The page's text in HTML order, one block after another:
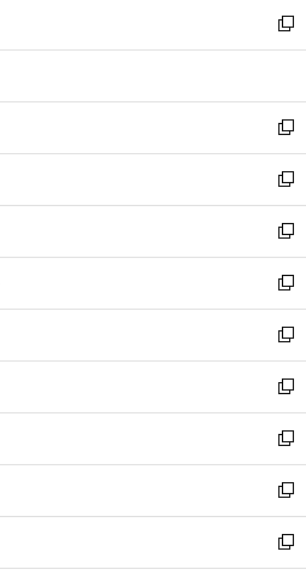
く
で
開
ド
ウ
開
く
ィ
ン
ウ
で
開
く
い
ウ
ン
ド
ウ
で
開
く
新
し
ウ
ィ
ン
ド
ウ
で
開
く
新
し
い
ウ
ィ
ン
ド
ウ
で
開
く
新
し
い
ウ
ィ
ン
ド
ウ
で
開
く
新
し
い
ウ
ィ
ン
ド
ウ
で
開
く
新
し
い
ウ
ィ
ン
ド
ウ
で
開
く
新
し
い
ウ
ィ
ン
ド
ウ
で
開
新
し
い
ウ
ィ
ン
ド
ウ
新
し
い
ウ
ィ
ン
新
し
い
ウ
新
し